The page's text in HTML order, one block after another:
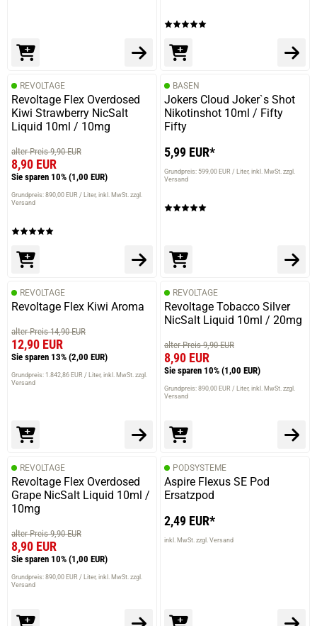
REVOLTAGE
Revoltage Flex Overdosed
Kiwi Strawberry NicSalt
Liquid 10ml / 10mg
alter Preis 9,90 EUR
8,90 EUR
Sie sparen 10% (1,00 EUR)
Grundpreis: 890,00 EUR / Liter inkl. MwSt. zzgl.
Versand
BASEN
Jokers Cloud Joker`s Shot
Nikotinshot 10ml / Fifty
Fifty
5,99 EUR*
Grundpreis: 599,00 EUR / Liter inkl. MwSt. zzgl.
Versand
REVOLTAGE
Revoltage Flex Kiwi Aroma
alter Preis 14,90 EUR
12,90 EUR
Sie sparen 13% (2,00 EUR)
Grundpreis: 1.842,86 EUR / Liter inkl. MwSt. zzgl.
Versand
REVOLTAGE
Revoltage Tobacco Silver
NicSalt Liquid 10ml / 20mg
alter Preis 9,90 EUR
8,90 EUR
Sie sparen 10% (1,00 EUR)
Grundpreis: 890,00 EUR / Liter inkl. MwSt. zzgl.
Versand
REVOLTAGE
Revoltage Flex Overdosed
Grape NicSalt Liquid 10ml /
10mg
alter Preis 9,90 EUR
8,90 EUR
Sie sparen 10% (1,00 EUR)
Grundpreis: 890,00 EUR / Liter inkl. MwSt. zzgl.
Versand
PODSYSTEME
Aspire Flexus SE Pod
Ersatzpod
2,49 EUR*
inkl. MwSt. zzgl. Versand